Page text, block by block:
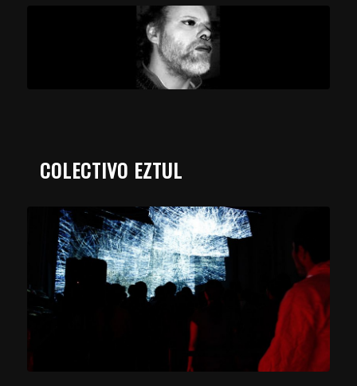
COLECTIVO EZTUL